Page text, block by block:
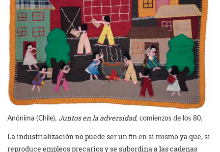
Anónima (Chile), Juntos en la adversidad, comienzos de los 80.
La industrialización no puede ser un fin en sí mismo ya que, si
reproduce empleos precarios y se subordina a las cadenas